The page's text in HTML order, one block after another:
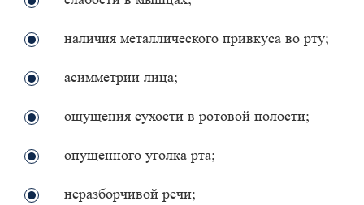
наличия металлического привкуса во рту;
асимметрии лица;
ощущения сухости в ротовой полости;
опущенного уголка рта;
неразборчивой речи;